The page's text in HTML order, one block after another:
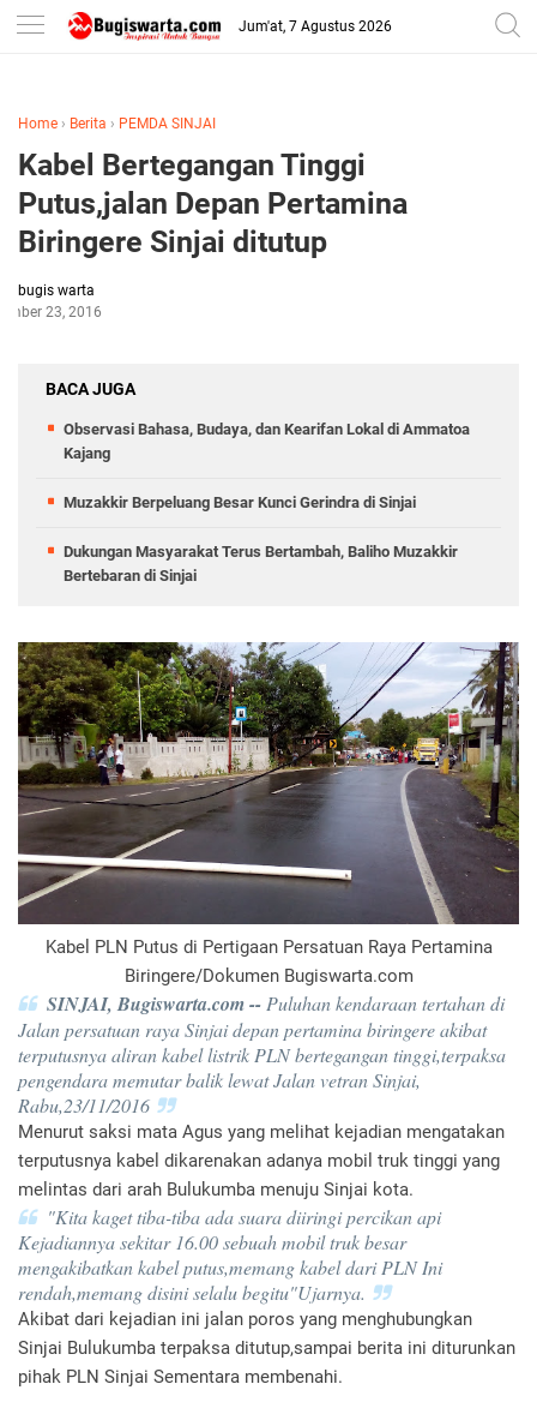
-->
Jum'at, 7 Agustus 2026
Home › Berita › PEMDA SINJAI
Kabel Bertegangan Tinggi
Putus,jalan Depan Pertamina
Biringere Sinjai ditutup
bugis warta
23, 2016
BACA JUGA
Observasi Bahasa, Budaya, dan Kearifan Lokal di Ammatoa
Kajang
Muzakkir Berpeluang Besar Kunci Gerindra di Sinjai
Dukungan Masyarakat Terus Bertambah, Baliho Muzakkir
Bertebaran di Sinjai
Kabel PLN Putus di Pertigaan Persatuan Raya Pertamina
Biringere/Dokumen Bugiswarta.com
SINJAI, Bugiswarta.com -- Puluhan kendaraan tertahan di
Jalan persatuan raya Sinjai depan pertamina biringere akibat
terputusnya aliran kabel listrik PLN bertegangan tinggi,terpaksa
pengendara memutar balik lewat Jalan vetran Sinjai,
Rabu,23/11/2016
Menurut saksi mata Agus yang melihat kejadian mengatakan
terputusnya kabel dikarenakan adanya mobil truk tinggi yang
melintas dari arah Bulukumba menuju Sinjai kota.
"Kita kaget tiba-tiba ada suara diiringi percikan api
Kejadiannya sekitar 16.00 sebuah mobil truk besar
mengakibatkan kabel putus,memang kabel dari PLN Ini
rendah,memang disini selalu begitu"Ujarnya.
Akibat dari kejadian ini jalan poros yang menghubungkan
Sinjai Bulukumba terpaksa ditutup,sampai berita ini diturunkan
pihak PLN Sinjai Sementara membenahi.